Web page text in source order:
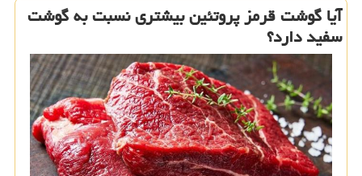
آیا گوشت قرمز پروتئین بیشتری نسبت به گوشت
سفید دارد؟